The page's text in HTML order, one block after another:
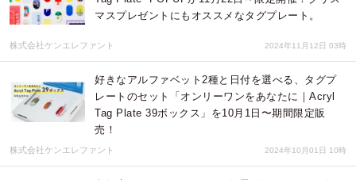
マスプレゼントにもオススメなタグプレート。
株式会社ケンエレファント 2024年11月12日 03時
好きなアルファベット2種と日付を選べる、タグプ
レートのセット「オンリーワンをあなたに｜Acryl
Tag Plate 39ボックス」を10月1日〜期間限定販
売！
株式会社ケンエレファント 2024年10月01日 10時